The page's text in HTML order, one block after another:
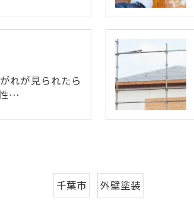
れが見られたら
…
千葉市 外壁塗装